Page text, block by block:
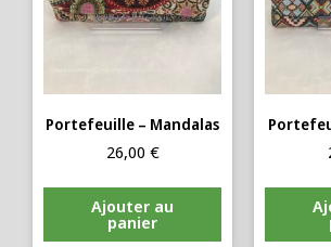
Portefeuille – Mandalas
26,00 €
Ajouter au
panier